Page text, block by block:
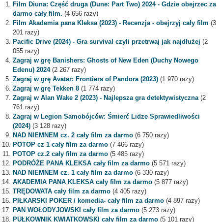
Film Diuna: Część druga (Dune: Part Two) 2024 - Gdzie obejrzec za
darmo cały film. (4 656 razy)
Film Akademia pana Kleksa (2023) - Recenzja - obejrzyj cały film (3
201 razy)
Pacific Drive (2024) - Gra survival czyli przetrwaj jak najdłużej (2
055 razy)
Zagraj w grę Banishers: Ghosts of New Eden (Duchy Nowego
Edenu) 2024(2 267 razy)
Zagraj w grę Avatar: Frontiers of Pandora (2023) (1 970 razy)
Zagraj w grę Tekken 8 (1 774 razy)
Zagraj w Alan Wake 2 (2023) - Najlepsza gra detektywistyczna(2
761 razy)
Zagraj w Legion Samobójców: Śmierć Lidze Sprawiedliwości
(2024) (3 128 razy)
NAD NIEMNEM cz. 2 cały film za darmo (6 750 razy)
POTOP cz 1 cały film za darmo (7 466 razy)
POTOP cz.2 cały film za darmo (5 485 razy)
PODRÓŻE PANA KLEKSA cały film za darmo (5 571 razy)
NAD NIEMNEM cz. 1 cały film za darmo (6 330 razy)
AKADEMIA PANA KLEKSA cały film za darmo (5 877 razy)
TRĘDOWATA cały film za darmo (4 405 razy)
PIŁKARSKI POKER / komedia- cały film za darmo (4 897 razy)
PAN WOŁODYJOWSKI cały film za darmo (5 273 razy)
PUŁKOWNIK KWIATKOWSKI cały film za darmo (5 101 razy)